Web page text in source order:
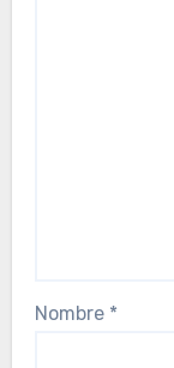
Nombre *